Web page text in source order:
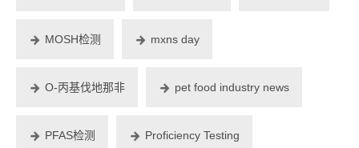
MOSH检测 mxns day
O-丙基伐地那非 pet food industry news
PFAS检测 Proficiency Testing